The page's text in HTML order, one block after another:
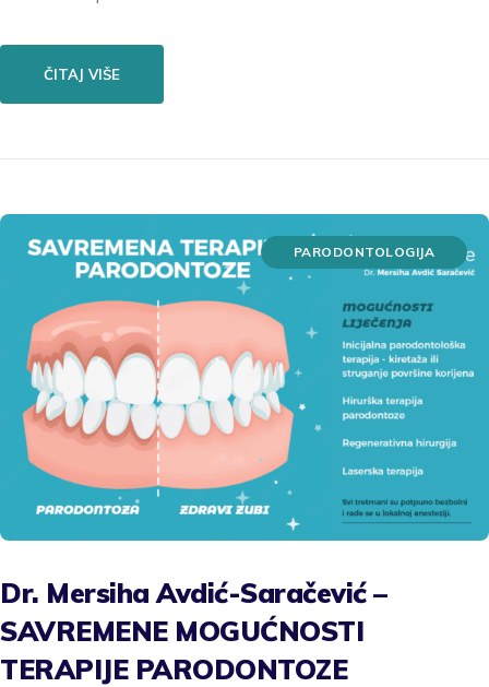
ČITAJ VIŠE
PARODONTOLOGIJA
Dr. Mersiha Avdić-Saračević –
SAVREMENE MOGUĆNOSTI
TERAPIJE PARODONTOZE